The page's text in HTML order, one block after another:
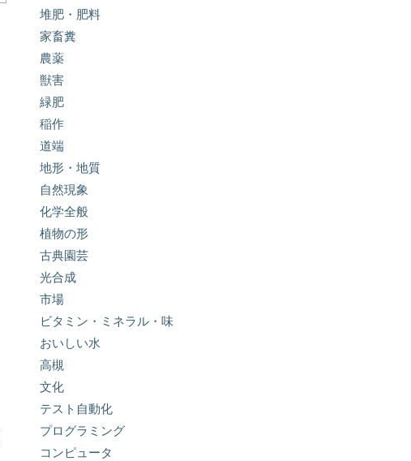
堆肥・肥料
家畜糞
農薬
獣害
緑肥
稲作
道端
地形・地質
自然現象
化学全般
植物の形
古典園芸
光合成
市場
ビタミン・ミネラル・味
おいしい水
高槻
文化
テスト自動化
プログラミング
コンピュータ